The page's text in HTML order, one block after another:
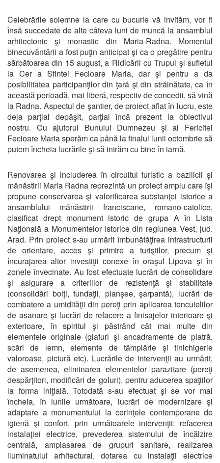
Celebrările solemne la care cu bucurie vă invităm, vor fi
însă succedate de alte câteva luni de muncă la ansamblul
arhitectonic şi monastic din Maria-Radna. Momentul
binecuvântării a fost puţin anticipat şi ca o pregătire pentru
sărbătoarea din 15 august, a Ridicării cu Trupul şi sufletul
la Cer a Sfintei Fecioare Maria, dar şi pentru a da
posibilitatea participanţilor din ţară şi din străinătate, ca în
această perioadă, mai liberă, respectiv de concedii, să vină
la Radna. Aspectul de şantier, de proiect aflat în lucru, este
deja parţial depăşit, parţial încă prezent la obiectivul
nostru. Cu ajutorul Bunului Dumnezeu şi al Fericitei
Fecioare Maria sperăm ca până la finalul lunii octombrie să
putem încheia lucrările şi să intrăm cu bine în iarnă.
Renovarea şi includerea în circuitul turistic a bazilicii şi
mănăstirii Maria Radna reprezintă un proiect amplu care îşi
propune conservarea şi valorificarea substanţei istorice a
ansamblului mănăstirii franciscane, romano-catolice,
clasificat drept monument istoric de grupa A în Lista
Naţională a Monumentelor Istorice din regiunea Vest, jud.
Arad. Prin proiect s-au urmărit îmbunătăţirea infrastructurii
de orientare, acces şi primire a turiştilor, precum şi
încurajarea altor investiţii conexe în oraşul Lipova şi în
zonele învecinate. Au fost efectuate lucrări de consolidare
şi asigurare a criteriilor de rezistenţă şi stabilitate
(consolidări bolţi, fundaţii, planşee, şarpantă), lucrări de
combatere a umidităţii din pereţi prin aplicarea tencuielilor
de asanare şi lucrări de refacere a finisajelor interioare şi
exterioare, în spiritul şi păstrând cât mai multe din
elementele originale (glafuri şi ancadramente de piatră,
scări de lemn, elemente de tâmplărie şi tinichigerie
valoroase, pictură etc). Lucrările de intervenţii au urmărit,
de asemenea, eliminarea elementelor parazitare (pereţi
despărţitori, modificări de goluri), pentru aducerea spaţiilor
la forma iniţială. Totodată s-au efectuat şi se vor mai
încheia, în lunile următoare, lucrări de modernizare şi
adaptare a monumentului la cerinţele contemporane de
igienă şi confort, prin următoarele intervenţii: refacerea
instalaţiei electrice, prevederea sistemului de încălzire
centrală, amplasarea de grupuri sanitare, realizarea
iluminatului arhitectural, dotarea cu instalaţii electrice